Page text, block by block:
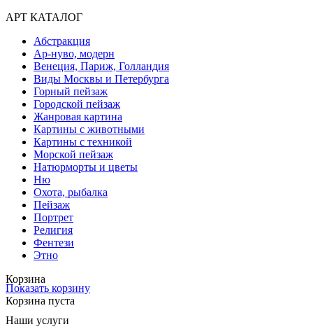
АРТ КАТАЛОГ
Абстракция
Ар-нуво, модерн
Венеция, Париж, Голландия
Виды Москвы и Петербурга
Горный пейзаж
Городской пейзаж
Жанровая картина
Картины с животными
Картины с техникой
Морской пейзаж
Натюрморты и цветы
Ню
Охота, рыбалка
Пейзаж
Портрет
Религия
Фентези
Этно
Корзина
Показать корзину
Корзина пуста
Наши услуги